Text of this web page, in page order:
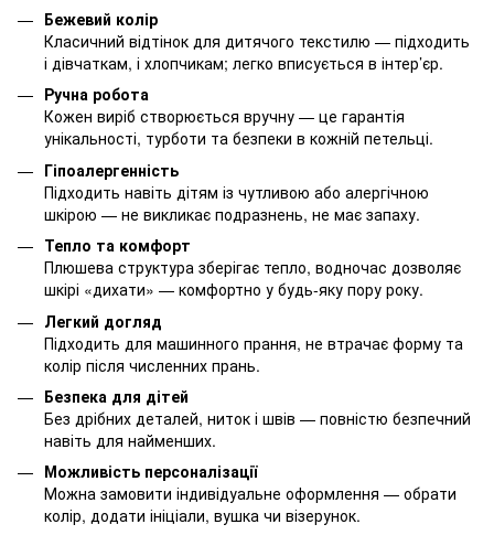
Бежевий колір
Класичний відтінок для дитячого текстилю — підходить
і дівчаткам, і хлопчикам; легко вписується в інтер’єр.
Ручна робота
Кожен виріб створюється вручну — це гарантія
унікальності, турботи та безпеки в кожній петельці.
Гіпоалергенність
Підходить навіть дітям із чутливою або алергічною
шкірою — не викликає подразнень, не має запаху.
Тепло та комфорт
Плюшева структура зберігає тепло, водночас дозволяє
шкірі «дихати» — комфортно у будь-яку пору року.
Легкий догляд
Підходить для машинного прання, не втрачає форму та
колір після численних прань.
Безпека для дітей
Без дрібних деталей, ниток і швів — повністю безпечний
навіть для найменших.
Можливість персоналізації
Можна замовити індивідуальне оформлення — обрати
колір, додати ініціали, вушка чи візерунок.